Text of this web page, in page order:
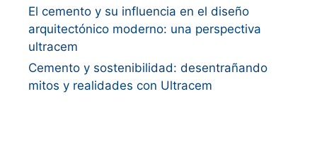
El cemento y su influencia en el diseño
arquitectónico moderno: una perspectiva
ultracem
Cemento y sostenibilidad: desentrañando
mitos y realidades con Ultracem